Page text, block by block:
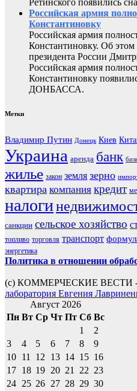
Ретинского появились
Российская армия
Константиновку
Российская армия
Константиновку. Об этом
президента России
Российская армия
Константиновку
ДОНБАССА.
Метки
Владимир Путин Донецк Киев
Украина аренда банк
жилье закон земля зерно
квартира компания кредит
налоги
санкции сельское хозяйство
топливо торговля транспорт
энергетика
Политика в отношении
(с) КОММЕРЧЕСКИЕ ВЕСТИ -
лаборатория Евгения
Август 2026
Пн Вт Ср Чт Пт Сб Вс
1
2
3
4 5 6 7 8
9
10 11 12 13 14 15 16
17 18 19 20 21 22 23
24 25 26 27 28 29 30